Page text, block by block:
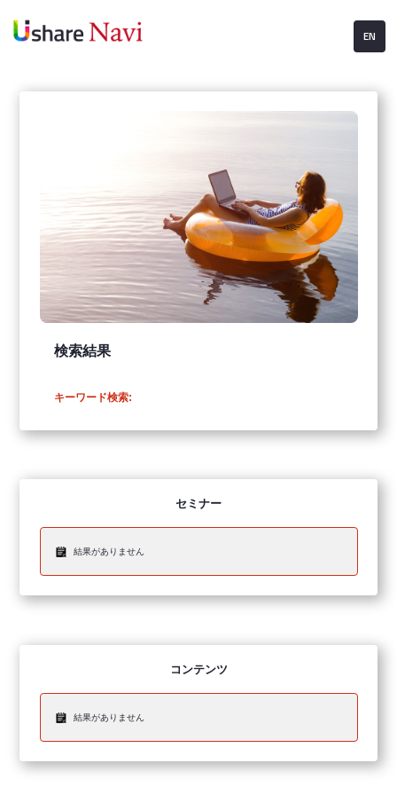
EN
検索結果
キーワード検索:
セミナー
結果がありません
コンテンツ
結果がありません